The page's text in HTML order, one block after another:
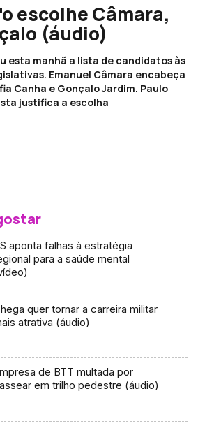
escolhe Câmara,
(áudio)
esta manhã a lista de candidatos às
Emanuel Câmara encabeça
Canha e Gonçalo Jardim. Paulo
justifica a escolha
aponta falhas à estratégia
para a saúde mental
quer tornar a carreira militar
atrativa (áudio)
de BTT multada por
em trilho pedestre (áudio)